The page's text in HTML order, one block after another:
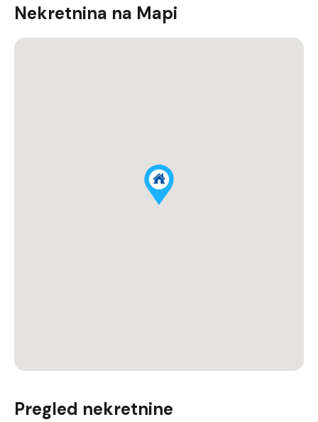
Nekretnina na Mapi
Pregled nekretnine